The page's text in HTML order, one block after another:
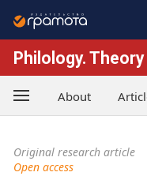
Philology.
About
Original research article
Open access